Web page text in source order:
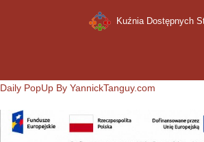
Kuźnia Dostępnych
Daily PopUp By YannickTanguy.com